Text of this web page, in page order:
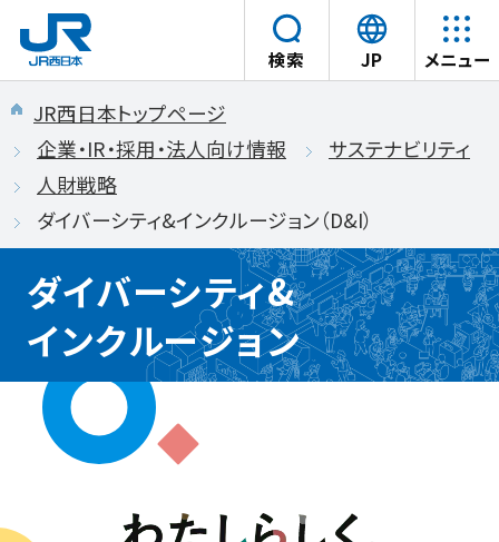
検索 JP
言
語
択
メニュー
JR西日本トップページ
企業・IR・採用・法人向け情報
サステナビリティ
人財戦略
ダイバーシティ&インクルージョン（D&I）
ダイバーシティ&
インクルージョン